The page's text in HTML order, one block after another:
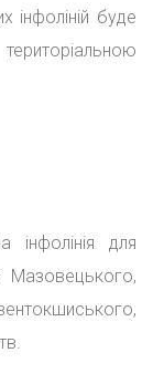
інфоліній буде
для
Мазовецького,